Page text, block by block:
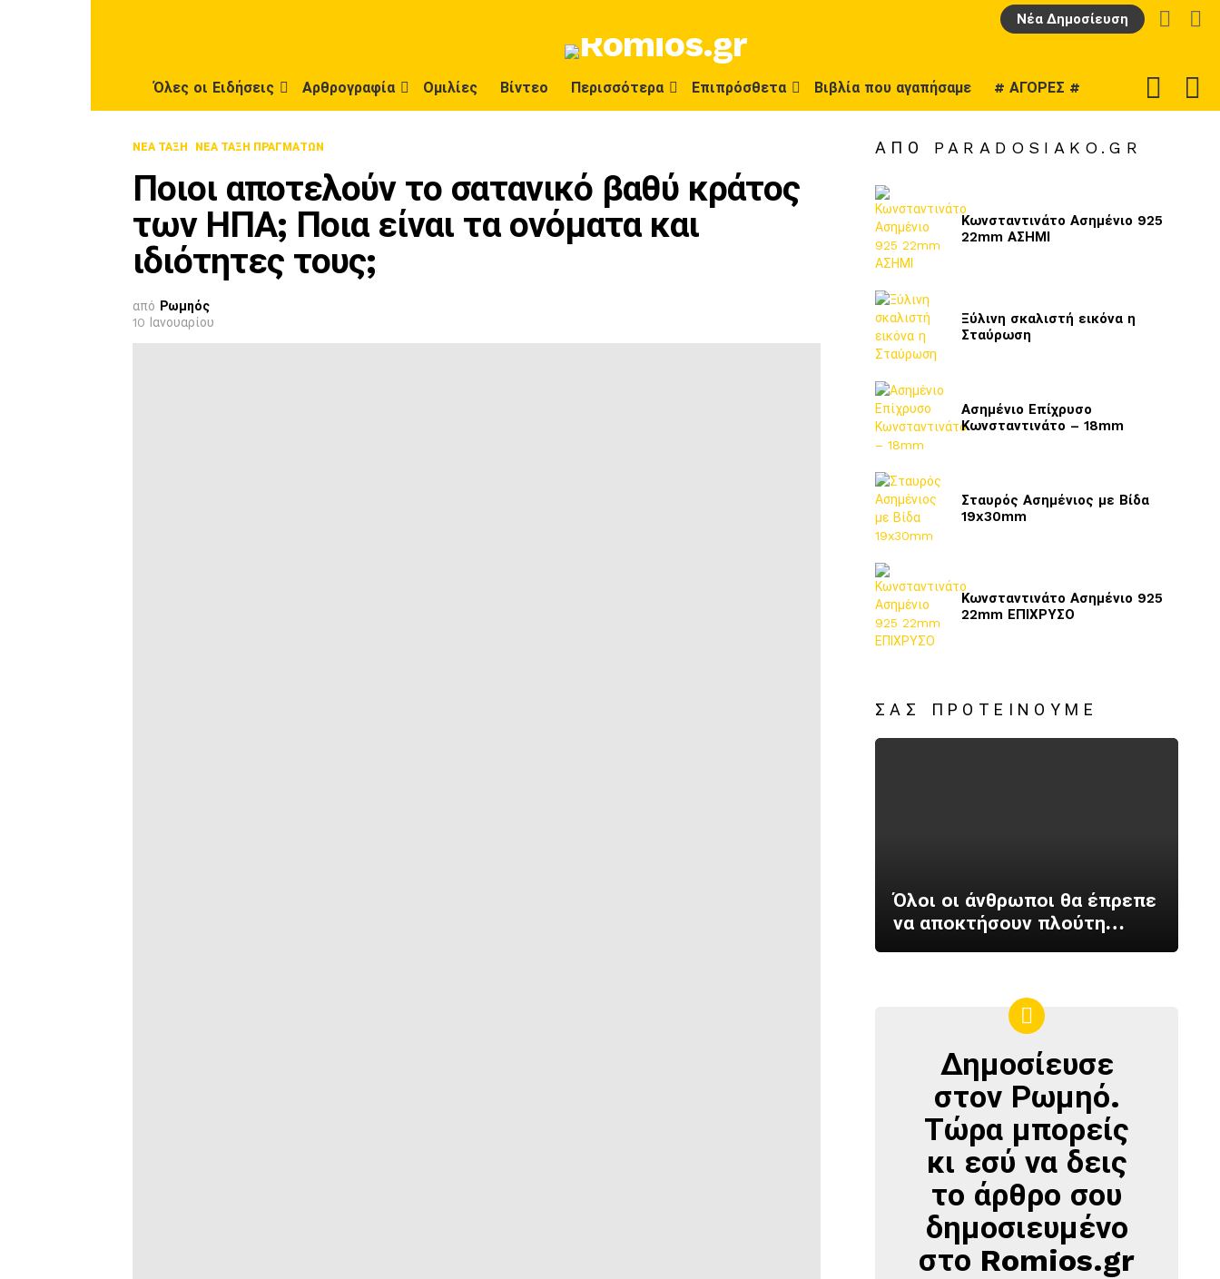
Νέα Δημοσίευση
LOGIN
Όλες οι Ειδήσεις Αρθρογραφία Ομιλίες Βίντεο Περισσότερα Επιπρόσθετα Βιβλία που αγαπήσαμε # ΑΓΟΡΕΣ #
SKIN
ΝΈΑ ΤΆΞΗ ΝΈΑ ΤΆΞΗ ΠΡΑΓΜΆΤΩΝ
Ποιοι αποτελούν το σατανικό βαθύ κράτος
των ΗΠΑ; Ποια είναι τα ονόματα και
ιδιότητες τους;
από Ρωμηός
10 Ιανουαρίου
ΑΠΌ PARADOSIAKO.GR
Κωνσταντινάτο Ασημένιο 925
22mm ΑΣΗΜΙ
Ξύλινη σκαλιστή εικόνα η
Σταύρωση
Ασημένιο Επίχρυσο
Κωνσταντινάτο – 18mm
Σταυρός Ασημένιος με Βίδα
19x30mm
Κωνσταντινάτο Ασημένιο 925
22mm ΕΠΙΧΡΥΣΟ
ΣΑΣ ΠΡΟΤΕΊΝΟΥΜΕ
Όλοι οι άνθρωποι θα έπρεπε
να αποκτήσουν πλούτη…
ΔΗΜΟΣΊΕΥΣΕ
ΣΤΟΝ
ΡΩΜΗΌ
Δημοσίευσε
στον Ρωμηό.
Τώρα μπορείς
κι εσύ να δεις
το άρθρο σου
δημοσιευμένο
στο Romios.gr